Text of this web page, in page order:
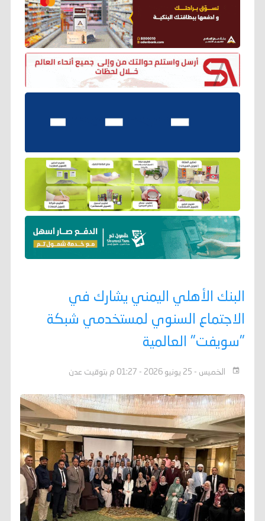
البنك الأهلي اليمني يشارك في
الاجتماع السنوي لمستخدمي شبكة
"سويفت" العالمية
الخميس - 25 يونيو 2026 - 01:27 م بتوقيت عدن